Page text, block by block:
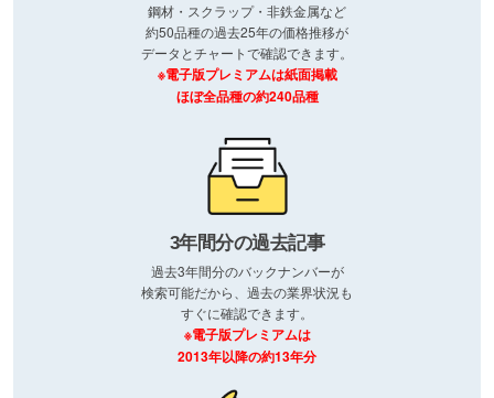
鋼材・スクラップ・非鉄金属など
約50品種の過去25年の価格推移が
データとチャートで確認できます。
※電子版プレミアムは紙面掲載
ほぼ全品種の約240品種
3年間分の過去記事
過去3年間分のバックナンバーが
検索可能だから、過去の業界状況も
すぐに確認できます。
※電子版プレミアムは
2013年以降の約13年分